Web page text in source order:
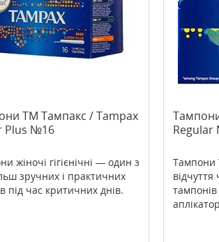
>Антивікова
обличчя Babor
Купити
ТМ Тампакс / Tampax
Plus №16
жіночі гігієнічні — один з
зручних і практичних
під час критичних днів.
Тампони